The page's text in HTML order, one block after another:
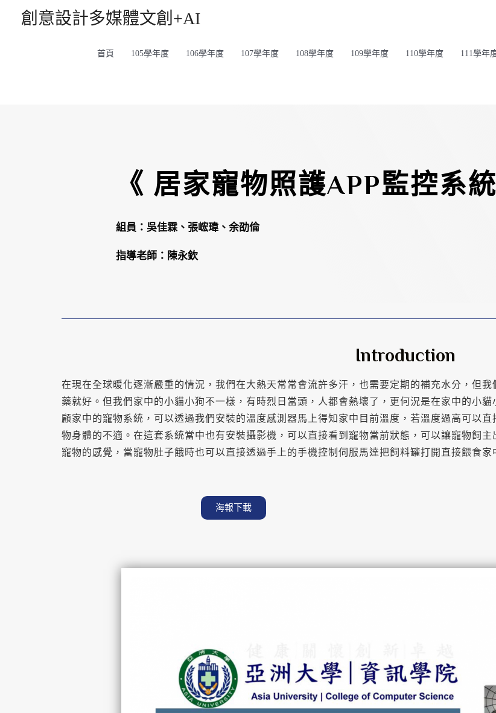
創意設計多媒體文創+AI
首頁 105學年度 106學年度 107學年度 108學年度 109學年度 110學年度 111學年
《 居家寵物照護APP監控系統
組員：吳佳霖、張峵瑋、余劭倫
指導老師：陳永欽
Introduction
在現在全球暖化逐漸嚴重的情況，我們在大熱天常常會流許多汗，也需要定期的補充水分，但
藥就好。但我們家中的小貓小狗不一樣，有時烈日當頭，人都會熱壞了，更何況是在家中的小
顧家中的寵物系統，可以透過我們安裝的溫度感測器馬上得知家中目前溫度，若溫度過高可以
物身體的不適。在這套系統當中也有安裝攝影機，可以直接看到寵物當前狀態，可以讓寵物飼
寵物的感覺，當寵物肚子餓時也可以直接透過手上的手機控制伺服馬達把飼料罐打開直接餵食家
海報下載